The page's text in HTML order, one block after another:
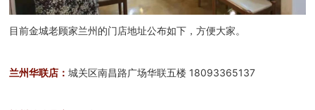
目前金城老顾家兰州的门店地址公布如下，方便大家。
兰州华联店：城关区南昌路广场华联五楼 18093365137